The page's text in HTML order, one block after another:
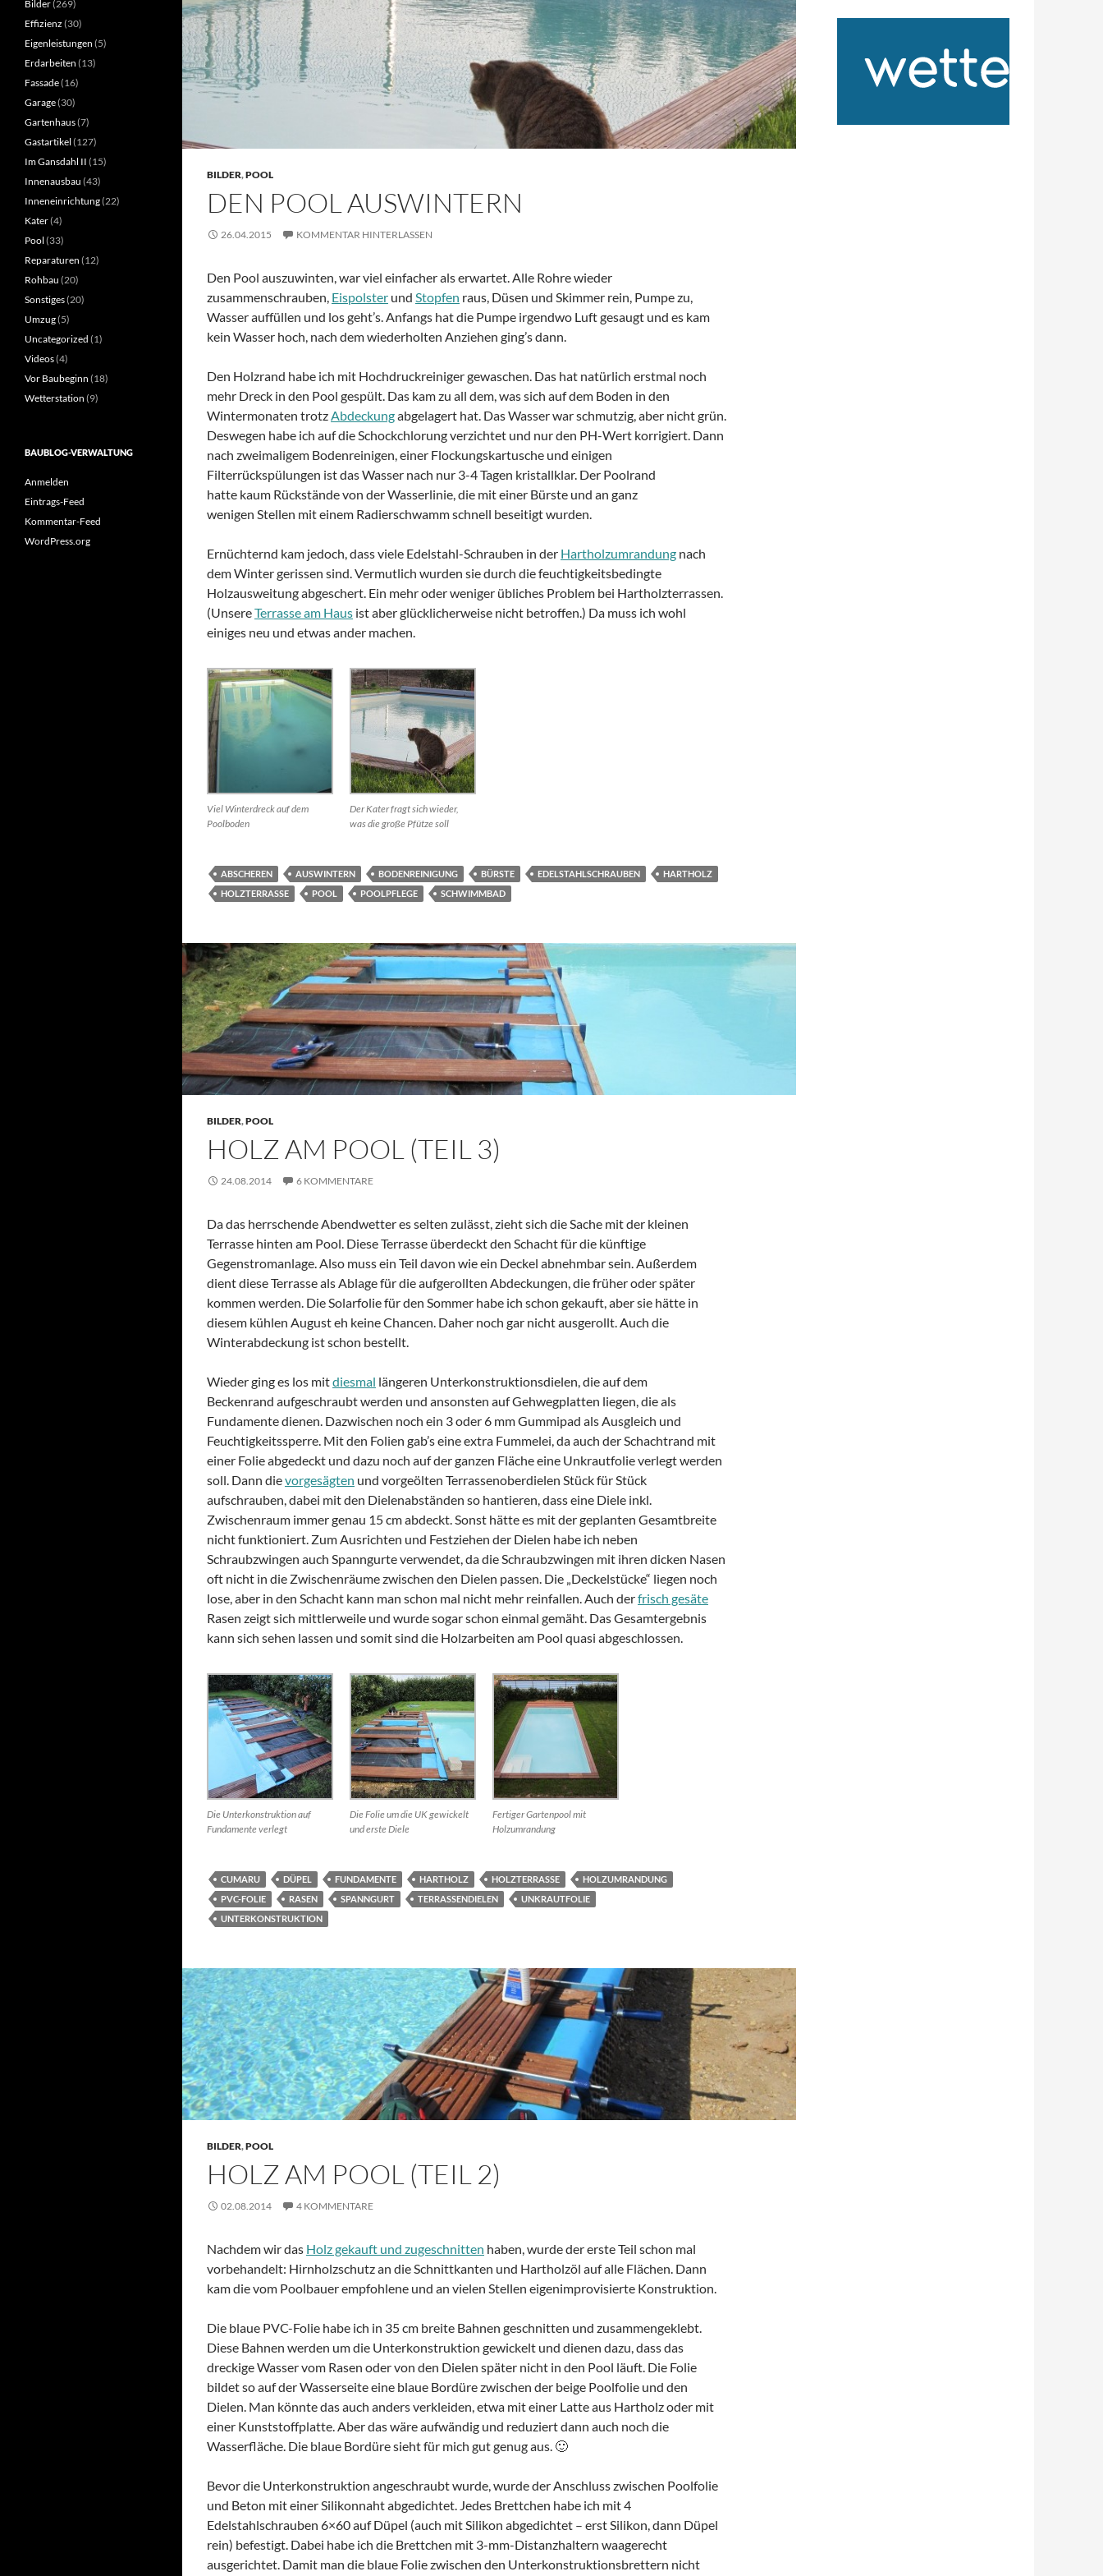
BILDER,POOL
DEN POOL AUSWINTERN
26.04.2015 KOMMENTAR HINTERLASSEN
Den Pool auszuwinten, war viel einfacher als erwartet. Alle Rohre wieder
zusammenschrauben, Eispolster und Stopfen raus, Düsen und Skimmer rein, Pumpe zu,
Wasser auffüllen und los geht’s. Anfangs hat die Pumpe irgendwo Luft gesaugt und es kam
kein Wasser hoch, nach dem wiederholten Anziehen ging’s dann.
Den Holzrand habe ich mit Hochdruckreiniger gewaschen. Das hat natürlich erstmal noch
mehr Dreck in den Pool gespült. Das kam zu all dem, was sich auf dem Boden in den
Wintermonaten trotzAbdeckungabgelagert hat. Das Wasser war schmutzig, aber nicht grün.
Deswegen habe ich auf die Schockchlorung verzichtet und nur den PH-Wert korrigiert. Dann
nach zweimaligem Bodenreinigen, einer Flockungskartusche und einigen
Filterrückspülungen ist das Wasser nach nur 3-4 Tagen kristallklar. Der Poolrand
hatte kaum Rückstände von der Wasserlinie, die mit einer Bürste und an ganz
wenigen Stellen mit einem Radierschwamm schnell beseitigt wurden.
Ernüchternd kam jedoch, dass viele Edelstahl-Schrauben in der Hartholzumrandung nach
dem Winter gerissen sind. Vermutlich wurden sie durch die feuchtigkeitsbedingte
Holzausweitung abgeschert. Ein mehr oder weniger übliches Problem bei Hartholzterrassen.
(UnsereTerrasse am Haus ist aber glücklicherweise nicht betroffen.) Da muss ich wohl
einiges neu und etwas ander machen.
Viel Winterdreck auf dem
Poolboden
Der Kater fragt sich wieder,
was die große Pfütze soll
ABSCHEREN AUSWINTERN BODENREINIGUNG BÜRSTE EDELSTAHLSCHRAUBEN
HARTHOLZ
HOLZTERRASSE
POOL POOLPFLEGE SCHWIMMBAD
BILDER,POOL
HOLZ AM POOL (TEIL 3)
24.08.2014 6 KOMMENTARE
Da das herrschende Abendwetter es selten zulässt, zieht sich die Sache mit der kleinen
Terrasse hinten am Pool. Diese Terrasse überdeckt den Schacht für die künftige
Gegenstromanlage. Also muss ein Teil davon wie ein Deckel abnehmbar sein. Außerdem
dient diese Terrasse als Ablage für die aufgerollten Abdeckungen, die früher oder später
kommen werden. Die Solarfolie für den Sommer habe ich schon gekauft, aber sie hätte in
diesem kühlen August eh keine Chancen. Daher noch gar nicht ausgerollt. Auch die
Winterabdeckung ist schon bestellt.
Wieder ging es los mitdiesmal längeren Unterkonstruktionsdielen, die auf dem
Beckenrand aufgeschraubt werden und ansonsten auf Gehwegplatten liegen, die als
Fundamente dienen. Dazwischen noch ein 3 oder 6 mm Gummipad als Ausgleich und
Feuchtigkeitssperre. Mit den Folien gab’s eine extra Fummelei, da auch der Schachtrand mit
einer Folie abgedeckt und dazu noch auf der ganzen Fläche eine Unkrautfolie verlegt werden
soll. Dann dievorgesägten und vorgeölten Terrassenoberdielen Stück für Stück
aufschrauben, dabei mit den Dielenabständen so hantieren, dass eine Diele inkl.
Zwischenraum immer genau 15 cm abdeckt. Sonst hätte es mit der geplanten Gesamtbreite
nicht funktioniert. Zum Ausrichten und Festziehen der Dielen habe ich neben
Schraubzwingen auch Spanngurte verwendet, da die Schraubzwingen mit ihren dicken Nasen
oft nicht in die Zwischenräume zwischen den Dielen passen. Die „Deckelstücke“ liegen noch
lose, aber in den Schacht kann man schon mal nicht mehr reinfallen. Auch derfrisch gesäte
Rasen zeigt sich mittlerweile und wurde sogar schon einmal gemäht. Das Gesamtergebnis
kann sich sehen lassen und somit sind die Holzarbeiten am Pool quasi abgeschlossen.
Die Unterkonstruktion auf
Fundamente verlegt
Die Folie um die UK gewickelt
und erste Diele
Fertiger Gartenpool mit
Holzumrandung
CUMARU DÜPEL FUNDAMENTE HARTHOLZ HOLZTERRASSE
HOLZUMRANDUNG
PVC-FOLIE
RASEN SPANNGURT TERRASSENDIELEN
UNKRAUTFOLIE
UNTERKONSTRUKTION
BILDER,POOL
HOLZ AM POOL (TEIL 2)
02.08.2014 4 KOMMENTARE
Nachdem wir das Holz gekauft und zugeschnitten haben, wurde der erste Teil schon mal
vorbehandelt: Hirnholzschutz an die Schnittkanten und Hartholzöl auf alle Flächen. Dann
kam die vom Poolbauer empfohlene und an vielen Stellen eigenimprovisierte Konstruktion.
Die blaue PVC-Folie habe ich in 35 cm breite Bahnen geschnitten und zusammengeklebt.
Diese Bahnen werden um die Unterkonstruktion gewickelt und dienen dazu, dass das
dreckige Wasser vom Rasen oder von den Dielen später nicht in den Pool läuft. Die Folie
bildet so auf der Wasserseite eine blaue Bordüre zwischen der beige Poolfolie und den
Dielen. Man könnte das auch anders verkleiden, etwa mit einer Latte aus Hartholz oder mit
einer Kunststoffplatte. Aber das wäre aufwändig und reduziert dann auch noch die
Wasserfläche. Die blaue Bordüre sieht für mich gut genug aus. 🙂
Bevor die Unterkonstruktion angeschraubt wurde, wurde der Anschluss zwischen Poolfolie
und Beton mit einer Silikonnaht abgedichtet. Jedes Brettchen habe ich mit 4
Edelstahlschrauben 6×60 auf Düpel (auch mit Silikon abgedichtet – erst Silikon, dann Düpel
rein) befestigt. Dabei habe ich die Brettchen mit 3-mm-Distanzhaltern waagerecht
ausgerichtet. Damit man die blaue Folie zwischen den Unterkonstruktionsbrettern nicht
Bilder(269)
Effizienz (30)
Eigenleistungen (5)
Erdarbeiten (13)
Fassade(16)
Garage(30)
Gartenhaus(7)
Gastartikel (127)
Im Gansdahl II (15)
Innenausbau (43)
Inneneinrichtung(22)
Kater(4)
Pool (33)
Reparaturen (12)
Rohbau (20)
Sonstiges(20)
Umzug(5)
Uncategorized (1)
Videos(4)
Vor Baubeginn (18)
Wetterstation (9)
BAUBLOG-VERWALTUNG
Anmelden
Eintrags-Feed
Kommentar-Feed
WordPress.org